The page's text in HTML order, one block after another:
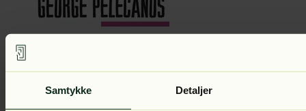
Samtykke Detaljer
George P. Pelecanos
Henning Skar-Jørgensen